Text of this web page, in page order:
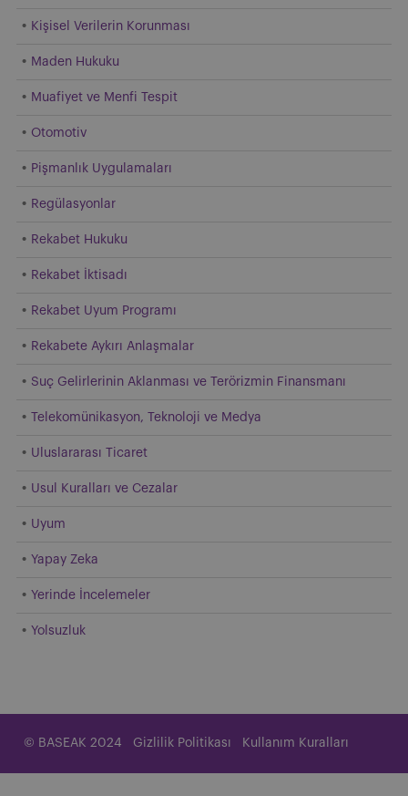
Kişisel Verilerin Korunması
Maden Hukuku
Muafiyet ve Menfi Tespit
Otomotiv
Pişmanlık Uygulamaları
Regülasyonlar
Rekabet Hukuku
Rekabet İktisadı
Rekabet Uyum Programı
Rekabete Aykırı Anlaşmalar
Suç Gelirlerinin Aklanması ve Terörizmin Finansmanı
Telekomünikasyon, Teknoloji ve Medya
Uluslararası Ticaret
Usul Kuralları ve Cezalar
Uyum
Yapay Zeka
Yerinde İncelemeler
Yolsuzluk
© BASEAK 2024 Gizlilik Politikası Kullanım Kuralları